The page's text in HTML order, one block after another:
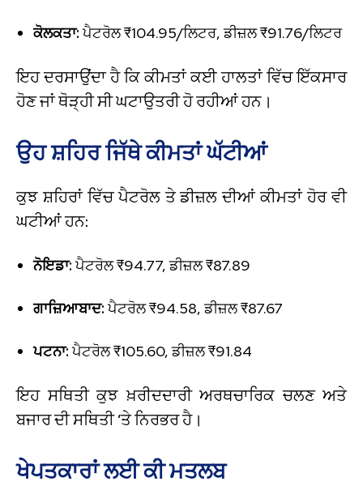
ਕੋਲਕਤਾ:ਪੈਟਰੋਲ ₹104.95/ਲਿਟਰ, ਡੀਜ਼ਲ ₹91.76/ਲਿਟਰ
ਇਹ ਦਰਸਾਉਂਦਾ ਹੈ ਕਿ ਕੀਮਤਾਂ ਕਈ ਹਾਲਤਾਂ ਵਿੱਚ ਇੱਕਸਾਰ
ਹੋਣ ਜਾਂ ਥੋੜ੍ਹੀ ਸੀ ਘਟਾਉਤਰੀ ਹੋ ਰਹੀਆਂ ਹਨ।
ਉਹ ਸ਼ਹਿਰ ਜਿੱਥੇ ਕੀਮਤਾਂ ਘੱਟੀਆਂ
ਕੁਝ ਸ਼ਹਿਰਾਂ ਵਿੱਚ ਪੈਟਰੋਲ ਤੇ ਡੀਜ਼ਲ ਦੀਆਂ ਕੀਮਤਾਂ ਹੋਰ ਵੀ
ਘਟੀਆਂ ਹਨ:
ਨੋਇਡਾ:ਪੈਟਰੋਲ ₹94.77, ਡੀਜ਼ਲ ₹87.89
ਗਾਜ਼ਿਆਬਾਦ:ਪੈਟਰੋਲ ₹94.58, ਡੀਜ਼ਲ ₹87.67
ਪਟਨਾ:ਪੈਟਰੋਲ ₹105.60, ਡੀਜ਼ਲ ₹91.84
ਇਹ ਸਥਿਤੀ ਕੁਝ ਖ਼ਰੀਦਦਾਰੀ ਅਰਥਚਾਰਿਕ ਚਲਣ ਅਤੇ
ਬਜਾਰ ਦੀ ਸਥਿਤੀ ‘ਤੇ ਨਿਰਭਰ ਹੈ।
ਖੇਪਤਕਾਰਾਂ ਲਈ ਕੀ ਮਤਲਬ